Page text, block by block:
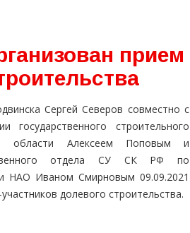
прием
Сергей Северов совместно с
государственного строительного
области Алексеем Поповым и
отдела СУ СК РФ по
НАО Иваном Смирновым 09.09.2021
долевого строительства.